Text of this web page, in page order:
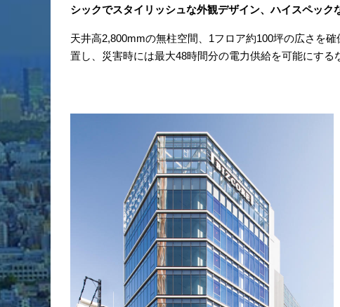
シックでスタイリッシュな外観デザイン、ハイスペック
天井高2,800mmの無柱空間、1フロア約100坪の広さを
置し、災害時には最大48時間分の電力供給を可能にする